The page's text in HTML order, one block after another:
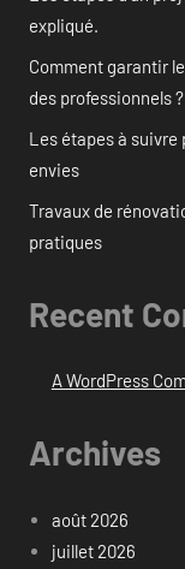
expliqué.
Comment garantir
des professionnels ?
Les étapes à
envies
Travaux de
pratiques
Recent
A WordPress
Archives
août 2026
juillet 2026